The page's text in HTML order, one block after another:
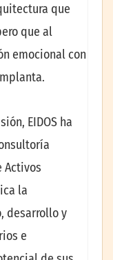
que
que al
emocional con
EIDOS ha
Activos
la
desarrollo y
e